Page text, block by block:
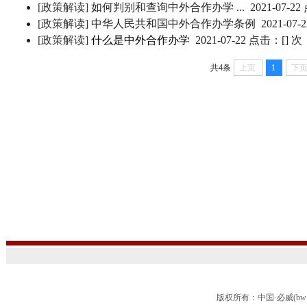
[政策解读] 如何判别和查询中外合作办学 ... 2021-07-22
[政策解读] 中华人民共和国中外合作办学条例
2021-07-
[政策解读] 什么是中外合作办学 2021-07-22 点击：[] 次
共4条 上页 1 下
版权所有：中国·必威